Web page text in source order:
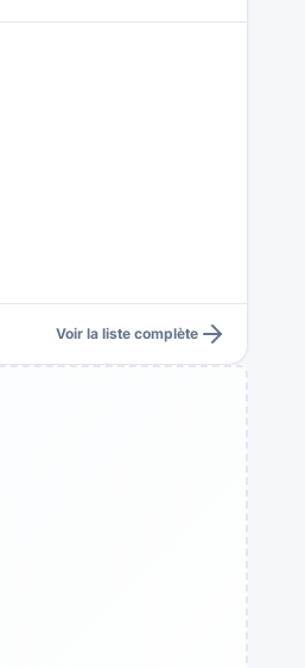
Voir la liste complète